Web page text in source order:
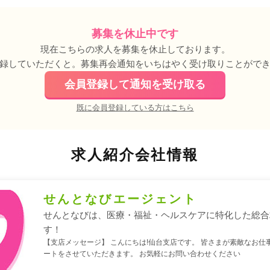
募集を休止中です
現在こちらの求人を募集を休止しております。
していただくと。募集再会通知をいちはやく受け取りことがで
会員登録して通知を受け取る
既に会員登録している方はこちら
求人紹介会社情報
せんとなびエージェント
せんとなびは、医療・福祉・ヘルスケアに特化した総
す！
【支店メッセージ】 こんにちは!仙台支店です。 皆さまが素敵なお仕
ートをさせていただきます。 お気軽にお問い合わせください